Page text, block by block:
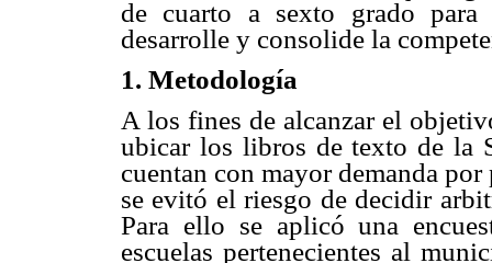
de cuarto a sexto grado para
desarrolle y consolide la
1. Metodología
A los fines de alcanzar el
ubicar los libros de texto de la
cuentan con mayor demanda por
se evitó el riesgo de decidir
Para ello se aplicó una
escuelas pertenecientes al